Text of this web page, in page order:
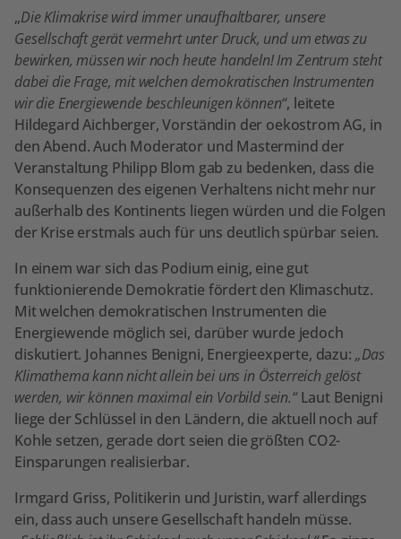
„Die Klimakrise wird immer unaufhaltbarer, unsere
Gesellschaft gerät vermehrt unter Druck, und um etwas zu
bewirken, müssen wir noch heute handeln! Im Zentrum steht
dabei die Frage, mit welchen demokratischen Instrumenten
wir die Energiewende beschleunigen können“, leitete
Hildegard Aichberger, Vorständin der oekostrom AG, in
den Abend. Auch Moderator und Mastermind der
Veranstaltung Philipp Blom gab zu bedenken, dass die
Konsequenzen des eigenen Verhaltens nicht mehr nur
außerhalb des Kontinents liegen würden und die Folgen
der Krise erstmals auch für uns deutlich spürbar seien.
In einem war sich das Podium einig, eine gut
funktionierende Demokratie fördert den Klimaschutz.
Mit welchen demokratischen Instrumenten die
Energiewende möglich sei, darüber wurde jedoch
diskutiert. Johannes Benigni, Energieexperte, dazu: „Das
Klimathema kann nicht allein bei uns in Österreich gelöst
werden, wir können maximal ein Vorbild sein.“Laut Benigni
liege der Schlüssel in den Ländern, die aktuell noch auf
Kohle setzen, gerade dort seien die größten CO2-
Einsparungen realisierbar.
Irmgard Griss, Politikerin und Juristin, warf allerdings
ein, dass auch unsere Gesellschaft handeln müsse.